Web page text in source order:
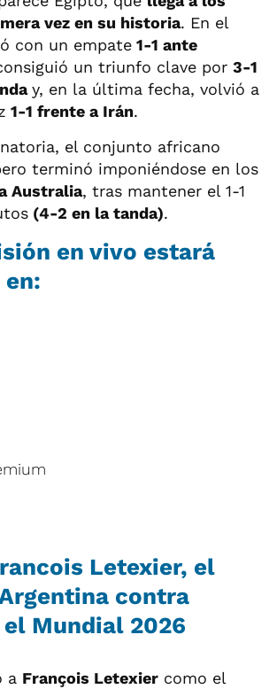
vez en su historia. En el
con un empate 1-1 ante
un triunfo clave por 3-1
y, en la última fecha, volvió a
1-1 frente a Irán.
el conjunto africano
terminó imponiéndose en los
Australia, tras mantener el 1-1
(4-2 en la tanda).
en vivo estará
Letexier, el
contra
Mundial 2026
a François Letexier como el